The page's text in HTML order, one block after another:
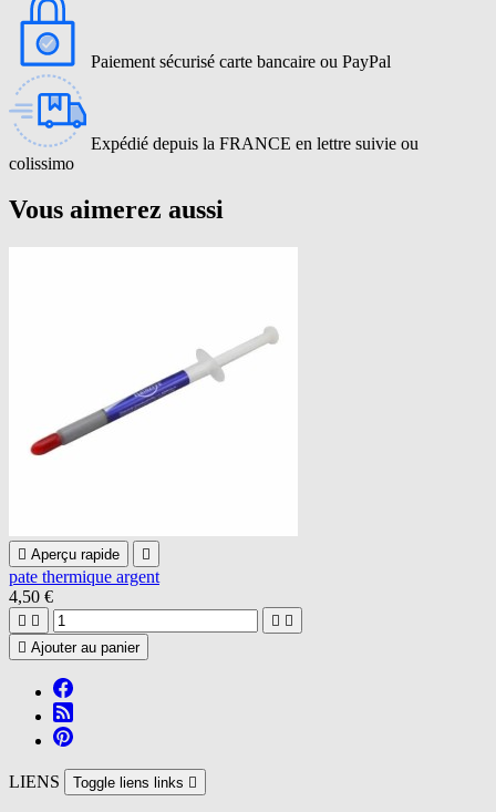
Paiement sécurisé carte bancaire ou PayPal
Expédié depuis la FRANCE en lettre suivie ou
colissimo
Vous aimerez aussi
 Aperçu rapide 
pate thermique argent
4,50 €
   
 Ajouter au panier
LIENS Toggle liens links 